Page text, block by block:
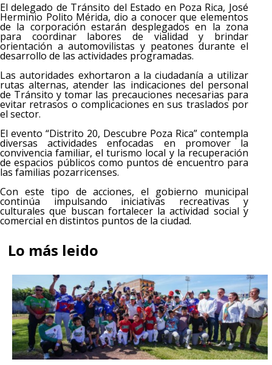
El delegado de Tránsito del Estado en Poza Rica, José
Herminio Polito Mérida, dio a conocer que elementos
de la corporación estarán desplegados en la zona
para coordinar labores de vialidad y brindar
orientación a automovilistas y peatones durante el
desarrollo de las actividades programadas.
Las autoridades exhortaron a la ciudadanía a utilizar
rutas alternas, atender las indicaciones del personal
de Tránsito y tomar las precauciones necesarias para
evitar retrasos o complicaciones en sus traslados por
el sector.
El evento “Distrito 20, Descubre Poza Rica” contempla
diversas actividades enfocadas en promover la
convivencia familiar, el turismo local y la recuperación
de espacios públicos como puntos de encuentro para
las familias pozarricenses.
Con este tipo de acciones, el gobierno municipal
continúa impulsando iniciativas recreativas y
culturales que buscan fortalecer la actividad social y
comercial en distintos puntos de la ciudad.
Lo más leido